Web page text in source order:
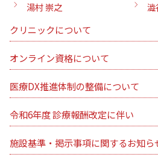
湯村 崇之
澁
クリニックについて
オンライン資格について
医療DX推進体制の整備について
令和6年度 診療報酬改定に伴い
施設基準・掲示事項に関するお知ら